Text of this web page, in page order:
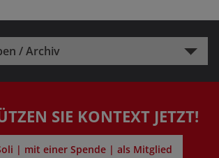
/ Archiv
SIE KONTEXT JETZT!
| mit einer Spende | als Mitglied